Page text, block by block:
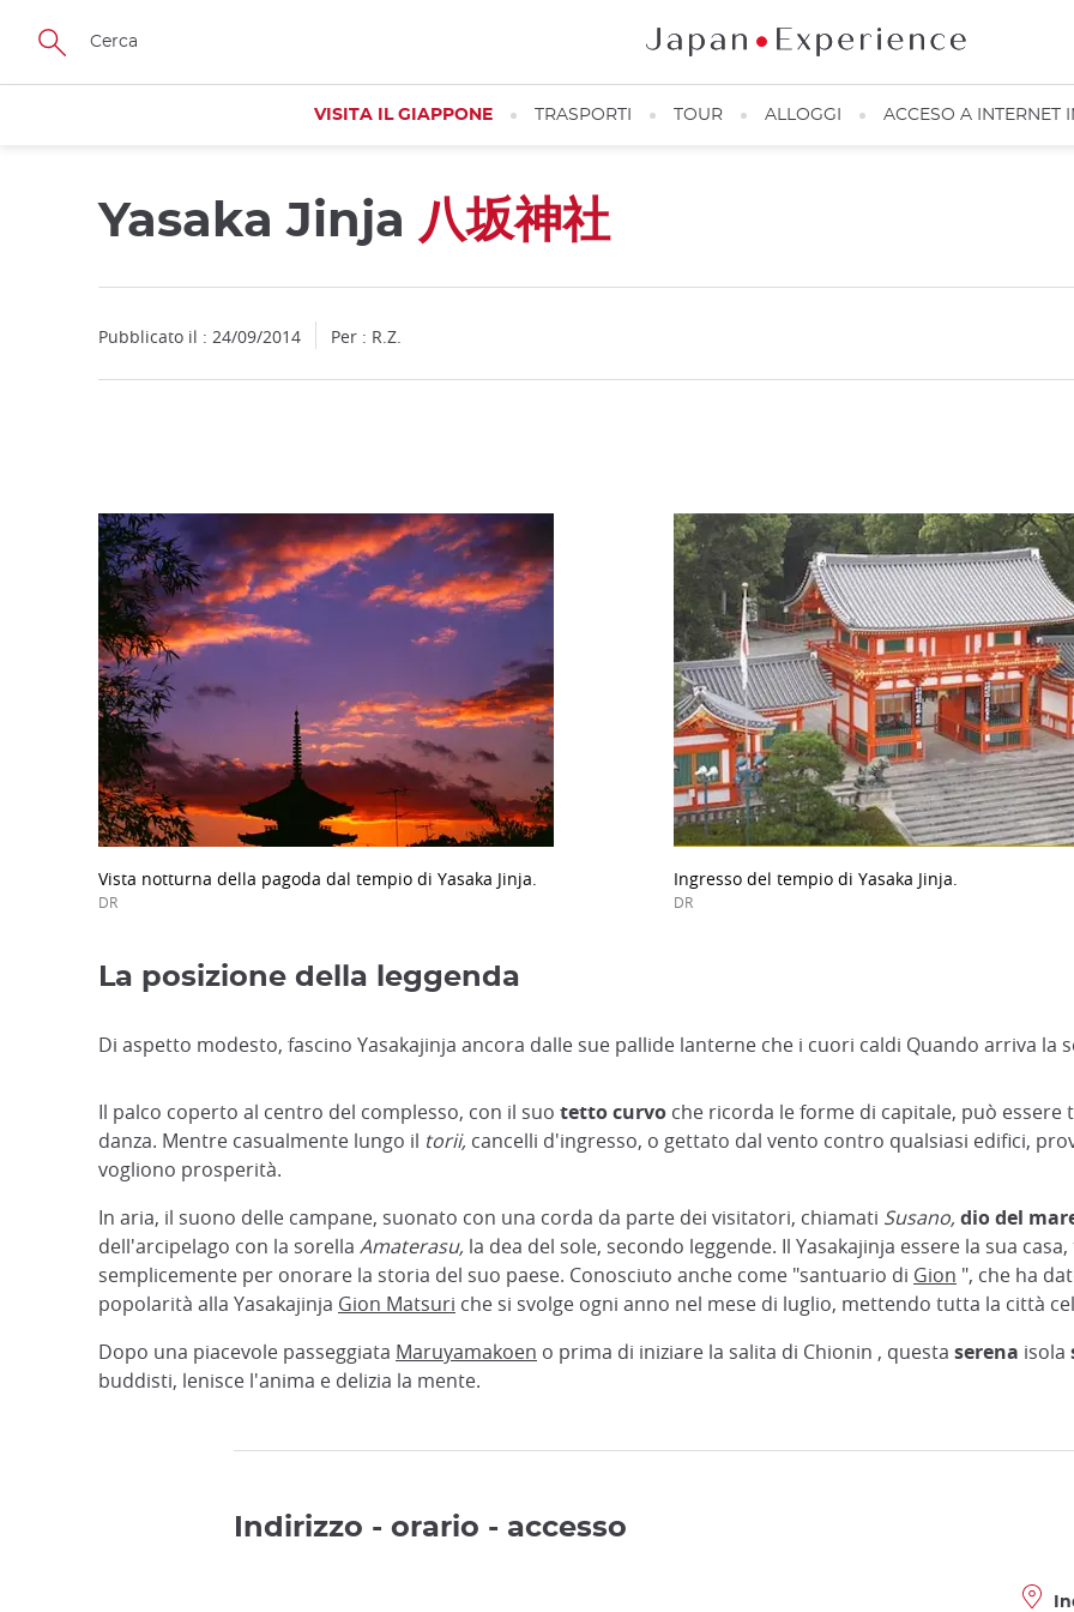
Skip
main
VISITA IL GIAPPONE TRASPORTI TOUR ALLOGGI ACCESO A INTERNET
Yasaka Jinja 八坂神社
Pubblicato il : 24/09/2014 Per : R.Z.
Vista notturna della pagoda dal tempio di Yasaka Jinja.
DR
Ingresso del tempio di Yasaka Jinja.
DR
La posizione della leggenda
Di aspetto modesto, fascino Yasakajinja ancora dalle sue pallide lanterne che i cuori caldi Quando arriva la
Il palco coperto al centro del complesso, con il suo tetto curvo che ricorda le forme di capitale, può
danza. Mentre casualmente lungo il torii, cancelli d'ingresso, o gettato dal vento contro qualsiasi edifici,
vogliono prosperità.
In aria, il suono delle campane, suonato con una corda da parte dei visitatori, chiamati Susano, dio del
dell'arcipelago con la sorella Amaterasu, la dea del sole, secondo leggende. Il Yasakajinja essere la sua
semplicemente per onorare la storia del suo paese. Conosciuto anche come "santuario di Gion ", che ha
popolarità alla Yasakajinja Gion Matsuri che si svolge ogni anno nel mese di luglio, mettendo tutta la città
Dopo una piacevole passeggiata Maruyamakoen o prima di iniziare la salita di Chionin , questa serena isola
buddisti, lenisce l'anima e delizia la mente.
Indirizzo - orario - accesso